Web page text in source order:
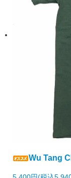
Wu Tang